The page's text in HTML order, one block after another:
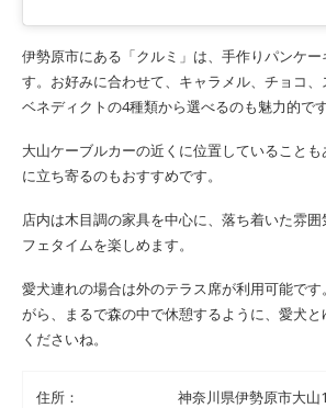
伊勢原市にある「クルミ」は、手作りパンケ
す。お好みに合わせて、キャラメル、チョコ
ベネディクトの4種類から選べるのも魅力的です
大山ケーブルカーの近くに位置していること
に立ち寄るのもおすすめです。
店内は木目調の家具を中心に、落ち着いた雰
フェタイムを楽しめます。
愛犬連れの場合は外のテラス席が利用可能で
がら、まるで森の中で休憩するように、愛犬
くださいね。
住所： 神奈川県伊勢原市大山